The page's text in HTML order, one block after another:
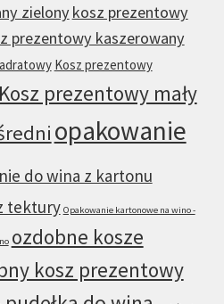
zielonykosz prezentowy
prezentowy kaszerowany
Kosz prezentowy
Kosz prezentowy mały
opakowanie
do wina z kartonu
tektury Opakowanie kartonowe na wino -
ozdobne kosze
kosz prezentowy